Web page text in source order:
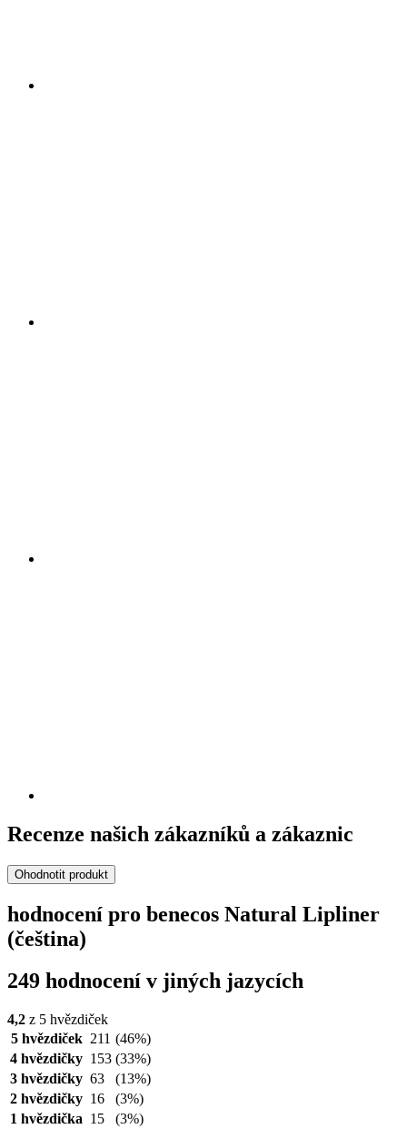
Recenze našich zákazníků a zákaznic
Ohodnotit produkt
hodnocení pro benecos Natural Lipliner
(čeština)
249 hodnocení v jiných jazycích
4,2 z 5 hvězdiček
5 hvězdiček 211 (46%)
4 hvězdičky 153 (33%)
3 hvězdičky 63
(13%)
2 hvězdičky 16
(3%)
1 hvězdička 15 (3%)